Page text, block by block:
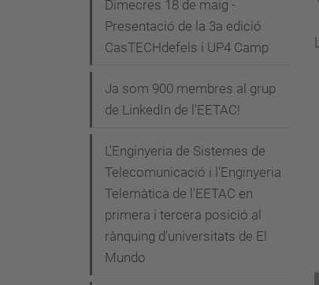
Dimecres 18 de maig -
Presentació de la 3a edició
CasTECHdefels i UP4 Camp
Ja som 900 membres al grup
de LinkedIn de l'EETAC!
L'Enginyeria de Sistemes de
Telecomunicació i l'Enginyeria
Telemàtica de l'EETAC en
primera i tercera posició al
rànquing d'universitats de El
Mundo